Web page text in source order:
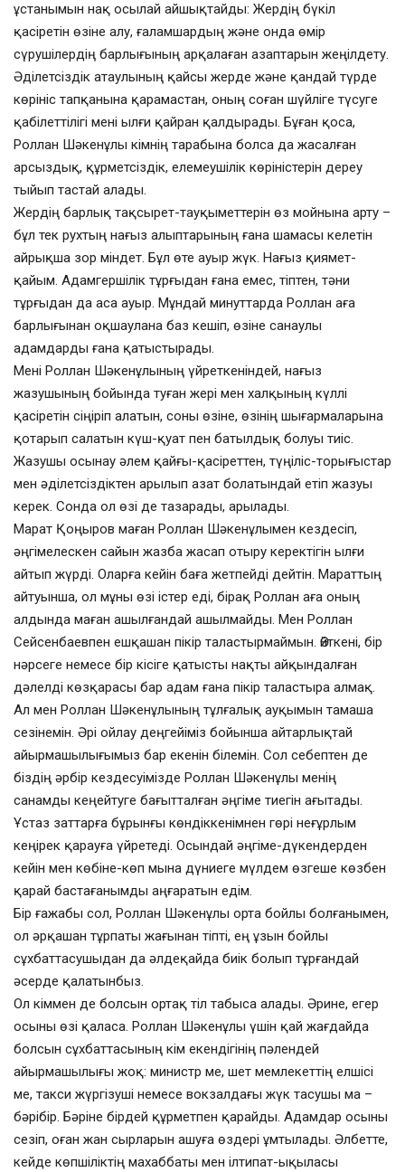
ұстанымын нақ осылай айшықтайды: Жердің бүкіл
қасіретін өзіне алу, ғаламшардың және онда өмір
сүрушілердің барлығының арқалаған азаптарын жеңілдету.
Әділетсіздік атаулының қайсы жерде және қандай түрде
көрініс тапқанына қарамастан, оның соған шүйліге түсуге
қабілеттілігі мені ылғи қайран қалдырады. Бұған қоса,
Роллан Шәкенұлы кімнің тарабына болса да жасалған
арсыздық, құрметсіздік, елемеушілік көріністерін дереу
тыйып тастай алады.
Жердің барлық тақсырет-тауқыметтерін өз мойнына арту –
бұл тек рухтың нағыз алыптарының ғана шамасы келетін
айрықша зор міндет. Бұл өте ауыр жүк. Нағыз қиямет-
қайым. Адамгершілік тұрғыдан ғана емес, тіптен, тәни
тұрғыдан да аса ауыр. Мұндай минуттарда Роллан аға
барлығынан оқшаулана баз кешіп, өзіне санаулы
адамдарды ғана қатыстырады.
Мені Роллан Шәкенұлының үйреткеніндей, нағыз
жазушының бойында туған жері мен халқының күллі
қасіретін сіңіріп алатын, соны өзіне, өзінің шығармаларына
қотарып салатын күш-қуат пен батылдық болуы тиіс.
Жазушы осынау әлем қайғы-қасіреттен, түңіліс-торығыстар
мен әділетсіздіктен арылып азат болатындай етіп жазуы
керек. Сонда ол өзі де тазарады, арылады.
Марат Қоңыров маған Роллан Шәкенұлымен кездесіп,
әңгімелескен сайын жазба жасап отыру керектігін ылғи
айтып жүрді. Оларға кейін баға жетпейді дейтін. Мараттың
айтуынша, ол мұны өзі істер еді, бірақ Роллан аға оның
алдында маған ашылғандай ашылмайды. Мен Роллан
Сейсенбаевпен ешқашан пікір таластырмаймын. Өйткені, бір
нәрсеге немесе бір кісіге қатысты нақты айқындалған
дәлелді көзқарасы бар адам ғана пікір таластыра алмақ.
Ал мен Роллан Шәкенұлының тұлғалық ауқымын тамаша
сезінемін. Әрі ойлау деңгейіміз бойынша айтарлықтай
айырмашылығымыз бар екенін білемін. Сол себептен де
біздің әрбір кездесуімізде Роллан Шәкенұлы менің
санамды кеңейтуге бағытталған әңгіме тиегін ағытады.
Ұстаз заттарға бұрынғы көндіккенімнен гөрі неғұрлым
кеңірек қарауға үйретеді. Осындай әңгіме-дүкендерден
кейін мен көбіне-көп мына дүниеге мүлдем өзгеше көзбен
қарай бастағанымды аңғаратын едім.
Бір ғажабы сол, Роллан Шәкенұлы орта бойлы болғанымен,
ол әрқашан тұрпаты жағынан тіпті, ең ұзын бойлы
сұхбаттасушыдан да әлдеқайда биік болып тұрғандай
әсерде қалатынбыз.
Ол кіммен де болсын ортақ тіл табыса алады. Әрине, егер
осыны өзі қаласа. Роллан Шәкенұлы үшін қай жағдайда
болсын сұхбаттасының кім екендігінің пәлендей
айырмашылығы жоқ: министр ме, шет мемлекеттің елшісі
ме, такси жүргізуші немесе вокзалдағы жүк тасушы ма –
бәрібір. Бәріне бірдей құрметпен қарайды. Адамдар осыны
сезіп, оған жан сырларын ашуға өздері ұмтылады. Әлбетте,
кейде көпшіліктің махаббаты мен ілтипат-ықыласы